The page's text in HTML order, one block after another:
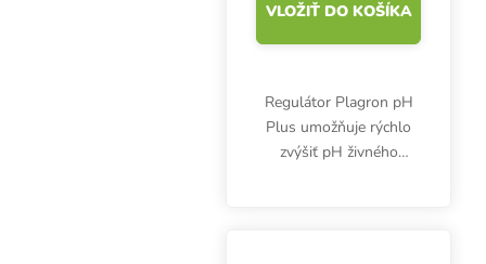
VLOŽIŤ DO KOŠÍKA
Regulátor Plagron pH
Plus umožňuje rýchlo
zvýšiť pH živného